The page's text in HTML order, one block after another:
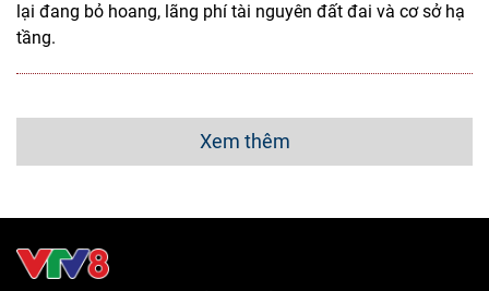
lại đang bỏ hoang, lãng phí tài nguyên đất đai và cơ sở hạ
tầng.
Xem thêm